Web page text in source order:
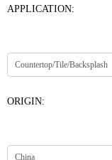
APPLICATION:
ORIGIN: